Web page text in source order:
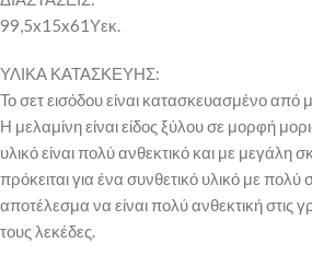
99,5x15x61Υεκ.
ΥΛΙΚΑ ΚΑΤΑΣΚΕΥΗΣ:
Το σετ εισόδου είναι κατασκευασμένο από
Η μελαμίνη είναι είδος ξύλου σε μορφή
υλικό είναι πολύ ανθεκτικό και με μεγάλη
πρόκειται για ένα συνθετικό υλικό με πολύ
αποτέλεσμα να είναι πολύ ανθεκτική στις
τους λεκέδες.